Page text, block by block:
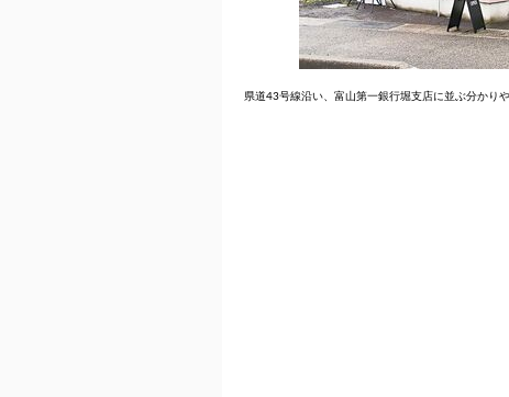
県道43号線沿い、富山第一銀行堀支店に並ぶ分かりや